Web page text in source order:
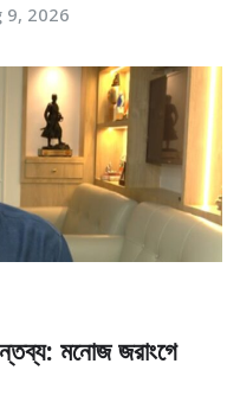
9, 2026
মনোজ জরাংগে